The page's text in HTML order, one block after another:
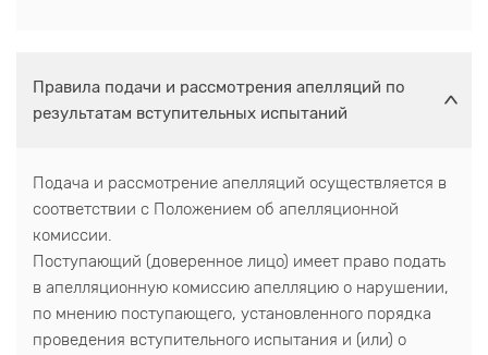
Правила подачи и рассмотрения апелляций по
результатам вступительных испытаний
Подача и рассмотрение апелляций осуществляется в
соответствии с Положением об апелляционной
комиссии.
Поступающий (доверенное лицо) имеет право подать
в апелляционную комиссию апелляцию о нарушении,
по мнению поступающего, установленного порядка
проведения вступительного испытания и (или) о